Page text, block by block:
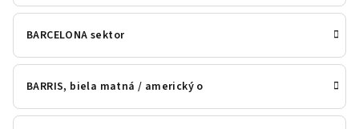
BARCELONA sektor
BARRIS, biela matná / americký o